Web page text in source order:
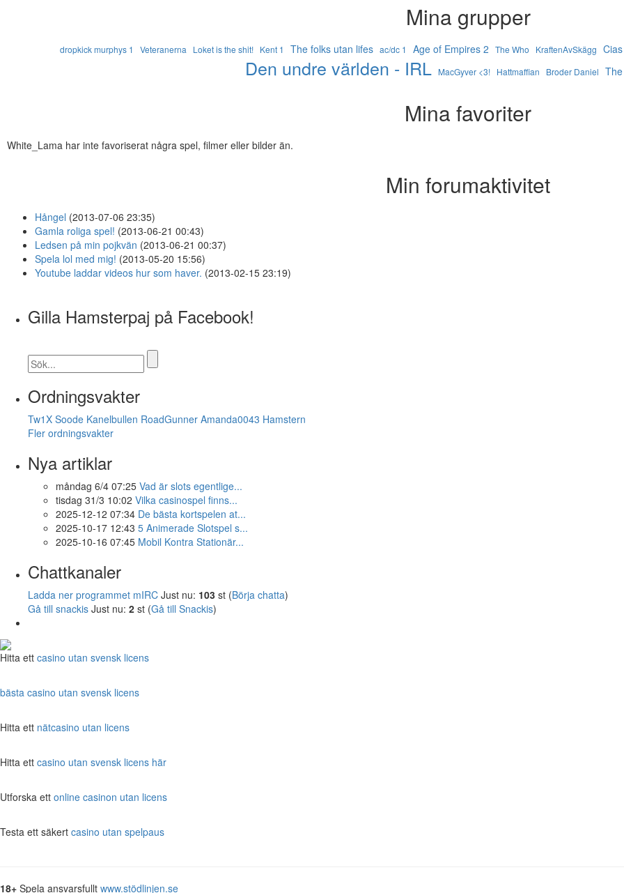
Mina grupper
dropkick murphys 1 Veteranerna Loket is the shit! Kent 1 The folks utan lifes ac/dc 1 Age of Empires 2 The Who KraftenAvSkägg
Den undre världen - IRL MacGyver <3! Hattmaffian Broder Daniel
Mina favoriter
White_Lama har inte favoriserat några spel, filmer eller bilder än.
Min forumaktivitet
Hångel (2013-07-06 23:35)
Gamla roliga spel! (2013-06-21 00:43)
Ledsen på min pojkvän (2013-06-21 00:37)
Spela lol med mig! (2013-05-20 15:56)
Youtube laddar videos hur som haver. (2013-02-15 23:19)
Gilla Hamsterpaj på Facebook!
Ordningsvakter
Tw1X Soode Kanelbullen RoadGunner Amanda0043 Hamstern
Fler ordningsvakter
Nya artiklar
måndag 6/4 07:25 Vad är slots egentlige...
tisdag 31/3 10:02 Vilka casinospel finns...
2025-12-12 07:34 De bästa kortspelen at...
2025-10-17 12:43 5 Animerade Slotspel s...
2025-10-16 07:45 Mobil Kontra Stationär...
Chattkanaler
Ladda ner programmet mIRC Just nu: 103 st (Börja chatta)
Gå till snackis Just nu: 2 st (Gå till Snackis)
Hitta ett casino utan svensk licens
bästa casino utan svensk licens
Hitta ett nätcasino utan licens
Hitta ett casino utan svensk licens här
Utforska ett online casinon utan licens
Testa ett säkert casino utan spelpaus
18+ Spela ansvarsfullt www.stödlinjen.se